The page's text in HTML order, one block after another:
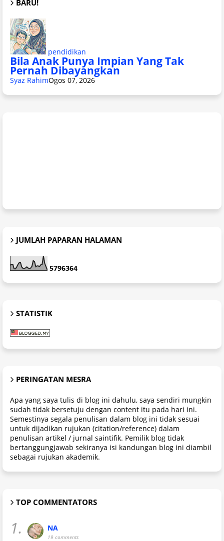
BARU!
pendidikan
Bila Anak Punya Impian Yang Tak
Pernah Dibayangkan
Syaz RahimOgos 07, 2026
JUMLAH PAPARAN HALAMAN
5796364
STATISTIK
PERINGATAN MESRA
Apa yang saya tulis di blog ini dahulu, saya sendiri mungkin
sudah tidak bersetuju dengan content itu pada hari ini.
Semestinya segala penulisan dalam blog ini tidak sesuai
untuk dijadikan rujukan (citation/reference) dalam
penulisan artikel / jurnal saintifik. Pemilik blog tidak
bertanggungjawab sekiranya isi kandungan blog ini diambil
sebagai rujukan akademik.
TOP COMMENTATORS
1. NA
19 comments